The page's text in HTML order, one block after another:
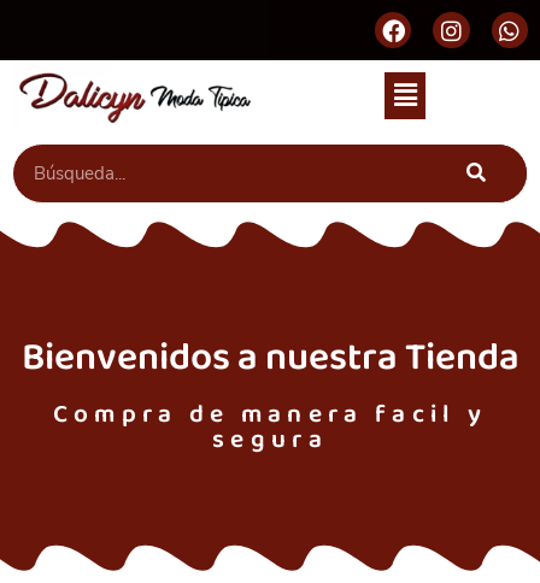
Bienvenidos a nuestra Tienda
Compra de manera facil y
segura